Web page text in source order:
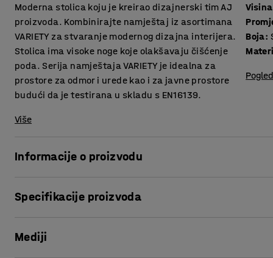
Moderna stolica koju je kreirao dizajnerski tim AJ
proizvoda. Kombinirajte namještaj iz asortimana
VARIETY za stvaranje modernog dizajna interijera.
Stolica ima visoke noge koje olakšavaju čišćenje
poda. Serija namještaja VARIETY je idealna za
prostore za odmor i urede kao i za javne prostore
budući da je testirana u skladu s EN16139.
Više
Boja:
Informacije o proizvodu
izborom za javne prostore poput salona i čekaonica, te
olakšavaju sastavljanje. Visina nogu daje elegantan
Specifikacije proizvoda
Promjer
Mediji